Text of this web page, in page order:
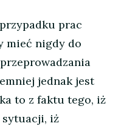
prac
mieć nigdy do
jednak jest
to z faktu tego, iż
sytuacji, iż